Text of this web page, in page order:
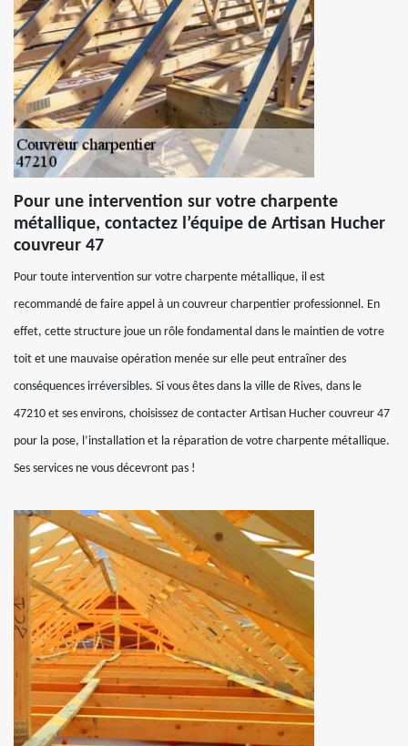
Pour une intervention sur votre charpente
métallique, contactez l’équipe de Artisan Hucher
couvreur 47
Pour toute intervention sur votre charpente métallique, il est
recommandé de faire appel à un couvreur charpentier professionnel. En
effet, cette structure joue un rôle fondamental dans le maintien de votre
toit et une mauvaise opération menée sur elle peut entraîner des
conséquences irréversibles. Si vous êtes dans la ville de Rives, dans le
47210 et ses environs, choisissez de contacter Artisan Hucher couvreur 47
pour la pose, l’installation et la réparation de votre charpente métallique.
Ses services ne vous décevront pas !